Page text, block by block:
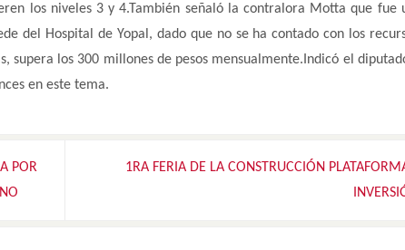
los niveles 3 y 4.También señaló la contralora Motta que fue
del Hospital de Yopal, dado que no se ha contado con los
supera los 300 millones de pesos mensualmente.Indicó el
en este tema.
POR
1RA FERIA DE LA CONSTRUCCIÓN